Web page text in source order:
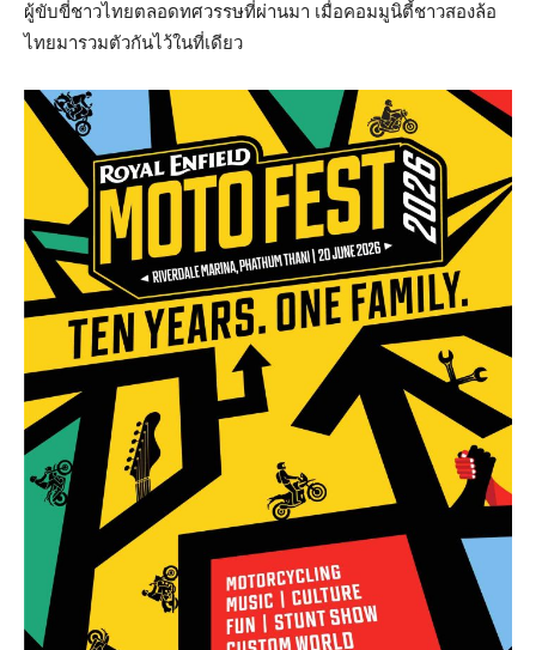
ผู้ขับขี่ชาวไทยตลอดทศวรรษที่ผ่านมา เมื่อคอมมูนิตี้ชาวสองล้อ
ไทยมารวมตัวกันไว้ในที่เดียว